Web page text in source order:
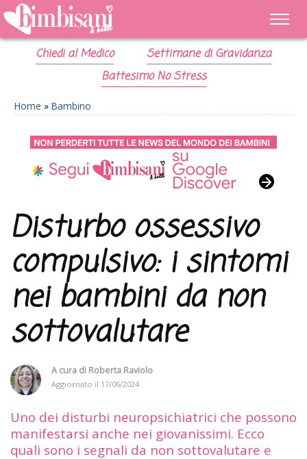
Chiedi al Medico
Settimane di Gravidanza
Battesimo No Stress
Home » Bambino
Disturbo ossessivo
compulsivo: i sintomi
nei bambini da non
sottovalutare
A cura di Roberta Raviolo
Aggiornato il 17/06/2024
Uno dei disturbi neuropsichiatrici che possono
manifestarsi anche nei giovanissimi. Ecco
quali sono i segnali da non sottovalutare e